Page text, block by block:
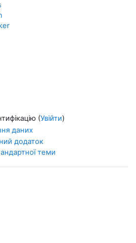
(Увійти)
даних
додаток
теми